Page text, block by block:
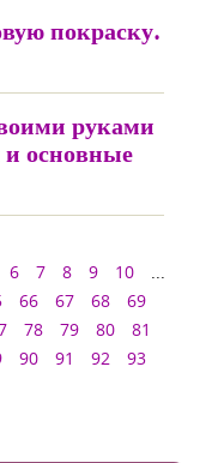
покраску.
руками
основные
6 7 8 9 10
...
66 67 68
69
78 79 80
81
90 91 92
93